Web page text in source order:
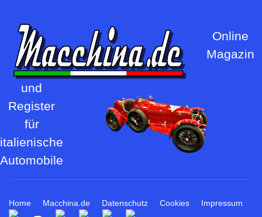
Online
Magazin
und
Register
für
italienische
Automobile
Home Macchina.de Datenschutz Cookies Impressum